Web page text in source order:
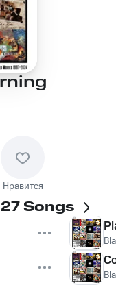
Нравится
27 Songs